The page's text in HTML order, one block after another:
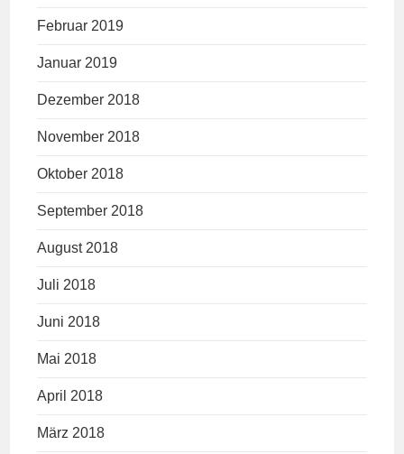
Februar 2019
Januar 2019
Dezember 2018
November 2018
Oktober 2018
September 2018
August 2018
Juli 2018
Juni 2018
Mai 2018
April 2018
März 2018